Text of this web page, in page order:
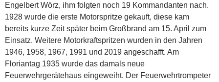
Engelbert Wörz, ihm folgten noch 19 Kommandanten nach.
1928 wurde die erste Motorspritze gekauft, diese kam
bereits kurze Zeit später beim Großbrand am 15. April zum
Einsatz. Weitere Motorkraftspritzen wurden in den Jahren
1946, 1958, 1967, 1991 und 2019 angeschafft. Am
Floriantag 1935 wurde das damals neue
Feuerwehrgerätehaus eingeweiht. Der Feuerwehrtrompeter